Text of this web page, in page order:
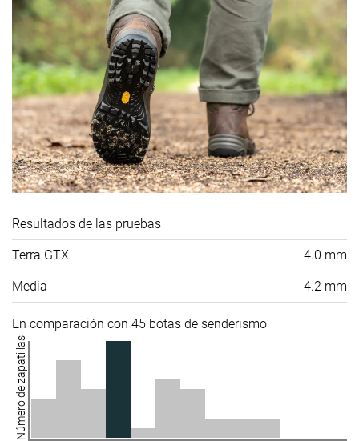
Resultados de las pruebas
Terra GTX 4.0 mm
Media 4.2 mm
En comparación con 45 botas de senderismo
Número de zapatillas